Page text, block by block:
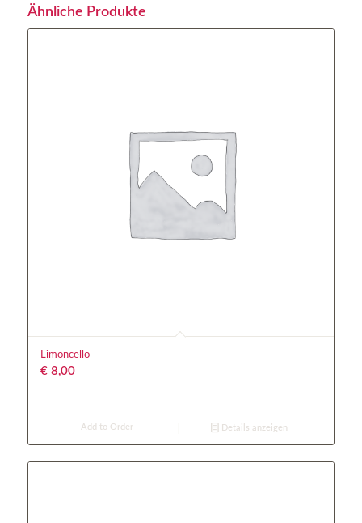
Ähnliche Produkte
Limoncello
€8,00
Add to Order Details anzeigen